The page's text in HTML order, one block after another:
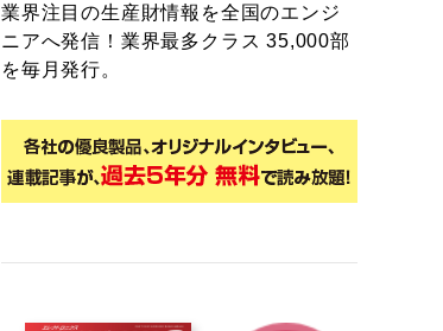
業界注目の生産財情報を全国のエンジ
ニアへ発信！業界最多クラス 35,000部
を毎月発行。